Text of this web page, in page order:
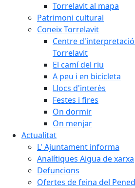
Torrelavit al mapa
Patrimoni cultural
Coneix Torrelavit
Centre
Torrelavit
El camí del riu
A peu i en bicicleta
Llocs d'interès
Festes i fires
On dormir
On menjar
Actualitat
L' Ajuntament informa
Analítiques Aigua de xarxa
Defuncions
Ofertes de feina del